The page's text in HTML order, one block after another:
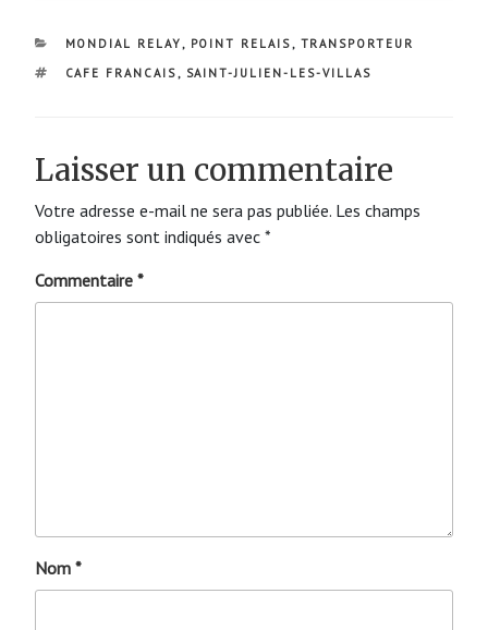
CATÉGORIES
MONDIAL RELAY , POINT RELAIS , TRANSPORTEUR
ÉTIQUETTES
CAFE FRANCAIS , SAINT-JULIEN-LES-VILLAS
Laisser un commentaire
Votre adresse e-mail ne sera pas publiée. Les champs
obligatoires sont indiqués avec *
Commentaire *
Nom *